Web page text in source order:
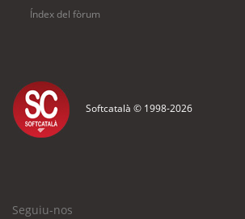
Índex del fòrum
Softcatalà © 1998-2026
Seguiu-nos